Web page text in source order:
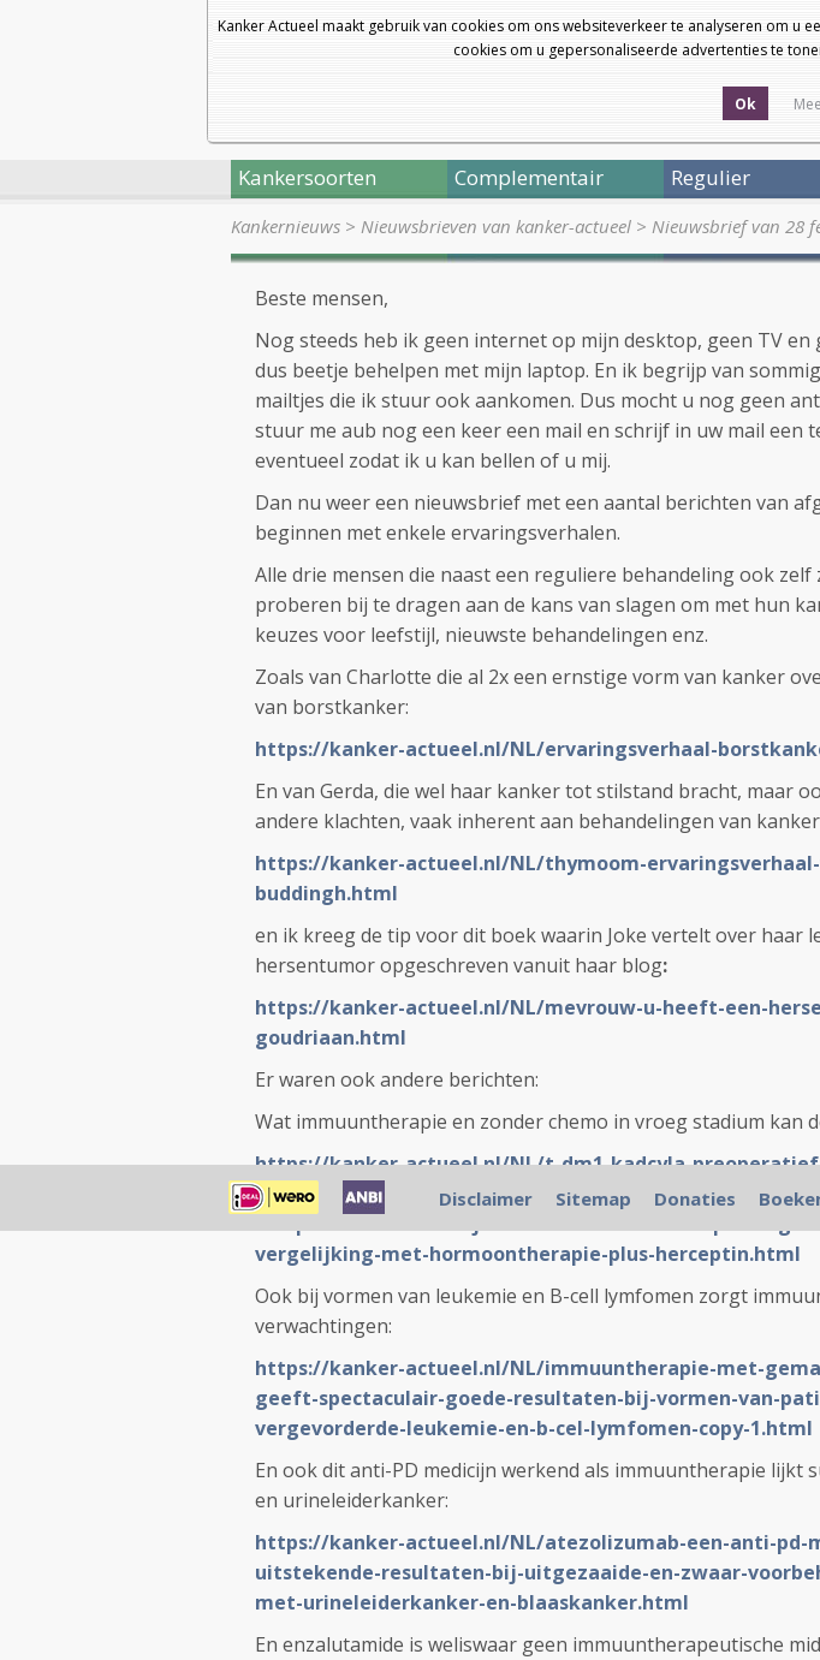
Kanker Actueel maakt gebruik van cookies om ons websiteverkeer te analyseren om
cookies om u gepersonaliseerde advertenties te
Ok
Kankersoorten Complementair Regulier
Kankernieuws > Nieuwsbrieven van kanker-actueel > Nieuwsbrief van 28
Beste mensen,
Nog steeds heb ik geen internet op mijn desktop, geen TV en
dus beetje behelpen met mijn laptop. En ik begrijp van
mailtjes die ik stuur ook aankomen. Dus mocht u nog geen
stuur me aub nog een keer een mail en schrijf in uw mail een
eventueel zodat ik u kan bellen of u mij.
Dan nu weer een nieuwsbrief met een aantal berichten van
beginnen met enkele ervaringsverhalen.
Alle drie mensen die naast een reguliere behandeling ook zelf
proberen bij te dragen aan de kans van slagen om met hun
keuzes voor leefstijl, nieuwste behandelingen enz.
Zoals van Charlotte die al 2x een ernstige vorm van kanker
van borstkanker:
https://kanker-actueel.nl/NL/ervaringsverhaal-
En van Gerda, die wel haar kanker tot stilstand bracht, maar
andere klachten, vaak inherent aan behandelingen van
https://kanker-actueel.nl/NL/thymoom-
buddingh.html
en ik kreeg de tip voor dit boek waarin Joke vertelt over haar
hersentumor opgeschreven vanuit haar blog:
https://kanker-actueel.nl/NL/mevrouw-u-heeft-een-
goudriaan.html
Er waren ook andere berichten:
Wat immuuntherapie en zonder chemo in vroeg stadium kan
https://kanker-actueel.nl/NL/t-dm1-kadcyla-
operatie-plus-herceptin-maar-zonder-chemo-geeft-25-
vergelijking-met-hormoontherapie-plus-herceptin.html
Ook bij vormen van leukemie en B-cell lymfomen zorgt
verwachtingen:
https://kanker-actueel.nl/NL/immuuntherapie-met-
geeft-spectaculair-goede-resultaten-bij-vormen-van-
vergevorderde-leukemie-en-b-cel-lymfomen-copy-1.html
En ook dit anti-PD medicijn werkend als immuuntherapie lijkt
en urineleiderkanker:
https://kanker-actueel.nl/NL/atezolizumab-een-anti-pd-
uitstekende-resultaten-bij-uitgezaaide-en-zwaar-
met-urineleiderkanker-en-blaaskanker.html
En enzalutamide is weliswaar geen immuuntherapeutische
Disclaimer Sitemap Donaties